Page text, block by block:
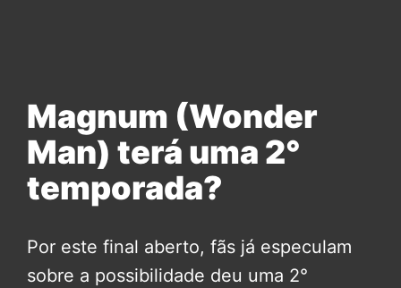
Magnum (Wonder
Man) terá uma 2°
temporada?
Por este final aberto, fãs já especulam
sobre a possibilidade deu uma 2°